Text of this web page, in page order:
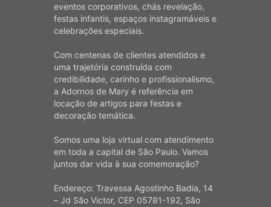
eventos corporativos, chás revelação,
festas infantis, espaços instagramáveis e
celebrações especiais.
Com centenas de clientes atendidos e
uma trajetória construída com
credibilidade, carinho e profissionalismo,
a Adornos de Mary é referência em
locação de artigos para festas e
decoração temática.
Somos uma loja virtual com atendimento
em toda a capital de São Paulo. Vamos
juntos dar vida à sua comemoração?
Endereço: Travessa Agostinho Badia, 14
– Jd São Victor, CEP 05781-192, São